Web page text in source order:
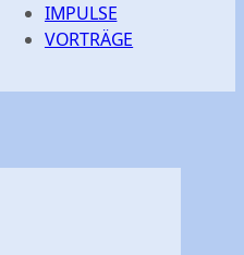
IMPULSE
VORTRÄGE